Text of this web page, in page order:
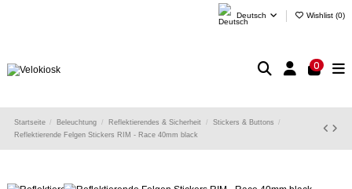
Deutsch Wishlist (0)
0
Startseite Beleuchtung Reflektierendes & Sicherheit
Stickers & Buttons
Reflektierende Felgen Stickers RIM - Race 40mm black